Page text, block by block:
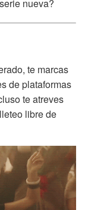
nueva?
te marcas
de plataformas
te atreves
libre de